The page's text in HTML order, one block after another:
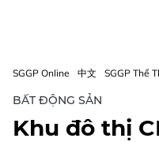
SGGP Online 中文 SGGP Thể
BẤT ĐỘNG SẢN
Khu đô thị